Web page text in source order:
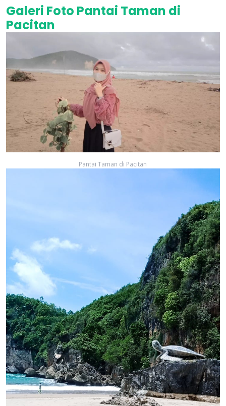
Galeri Foto Pantai Taman di
Pacitan
Pantai Taman di Pacitan